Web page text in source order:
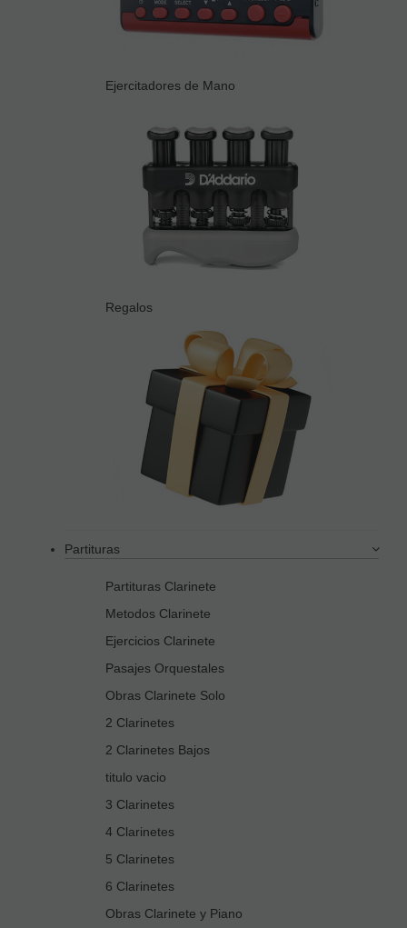
Ejercitadores de Mano
Regalos
Partituras
Partituras Clarinete
Metodos Clarinete
Ejercicios Clarinete
Pasajes Orquestales
Obras Clarinete Solo
2 Clarinetes
2 Clarinetes Bajos
titulo vacio
3 Clarinetes
4 Clarinetes
5 Clarinetes
6 Clarinetes
Obras Clarinete y Piano